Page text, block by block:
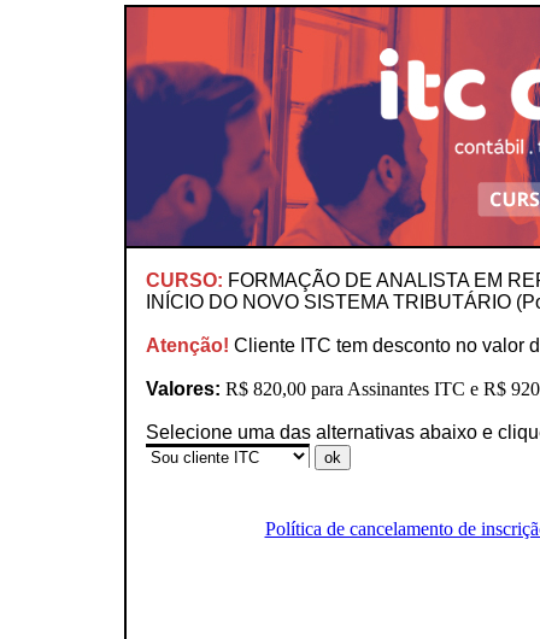
CURSO: FORMAÇÃO DE ANALISTA EM
INÍCIO DO NOVO SISTEMA TRIBUTÁRIO
Atenção! Cliente ITC tem desconto no valor
Valores: R$ 820,00 para Assinantes ITC e R$
Selecione uma das alternativas abaixo e
Política de cancelamento de